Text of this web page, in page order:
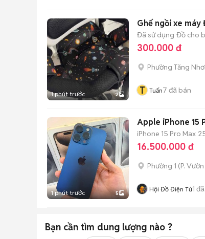
1 phút trước 2
Ghế ngồi xe máy
Đã sử dụng Đồ cho
300.000 đ
Phường Tăng
T Tuấn7 đã bán
1 phút trước 5
Apple iPhone 15
iPhone 15 Pro Max
16.500.000 đ
Phường 1 (P.
Hội Đồ Điện Tử1
Bạn cần tìm dung lượng nào ?